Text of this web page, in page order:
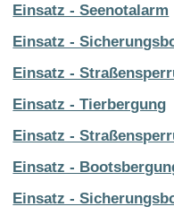
Einsatz - Seenotalarm
Einsatz -
Einsatz -
Einsatz - Tierbergung
Einsatz -
Einsatz -
Einsatz -